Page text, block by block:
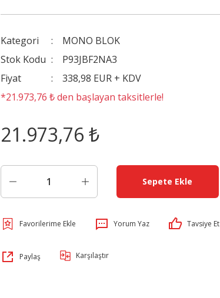
Kategori
MONO BLOK
Stok Kodu
P93JBF2NA3
Fiyat
338,98 EUR + KDV
*21.973,76 ₺ den başlayan taksitlerle!
21.973,76 ₺
Sepete Ekle
Yorum Yaz Tavsiye Et
Paylaş Karşılaştır